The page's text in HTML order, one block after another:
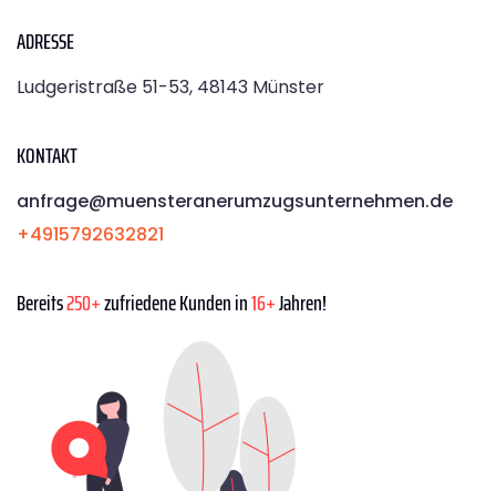
ADRESSE
Ludgeristraße 51-53, 48143 Münster
KONTAKT
anfrage@muensteranerumzugsunternehmen.de
+4915792632821
Bereits250+zufriedene Kunden in16+Jahren!